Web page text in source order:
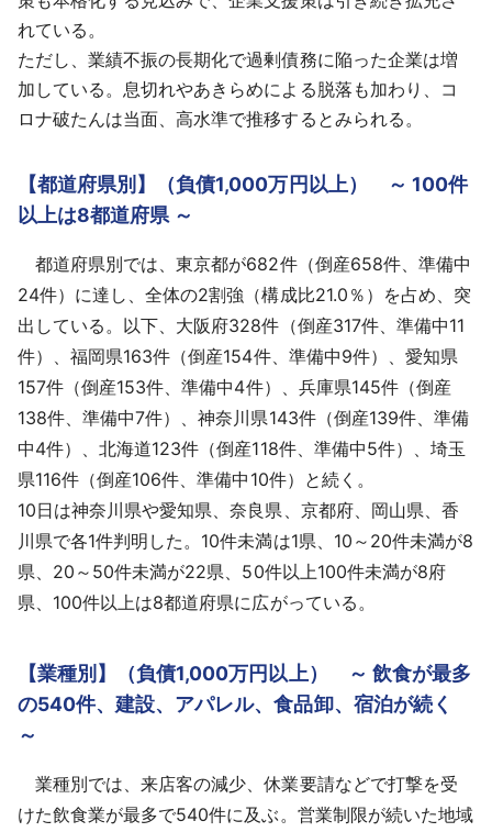
れている。
ただし、業績不振の長期化で過剰債務に陥った企業は増
加している。息切れやあきらめによる脱落も加わり、コ
ロナ破たんは当面、高水準で推移するとみられる。
【都道府県別】（負債1,000万円以上） ～ 100件
以上は8都道府県 ～
都道府県別では、東京都が682件（倒産658件、準備中
24件）に達し、全体の2割強（構成比21.0％）を占め、突
出している。以下、大阪府328件（倒産317件、準備中11
件）、福岡県163件（倒産154件、準備中9件）、愛知県
157件（倒産153件、準備中4件）、兵庫県145件（倒産
138件、準備中7件）、神奈川県143件（倒産139件、準備
中4件）、北海道123件（倒産118件、準備中5件）、埼玉
県116件（倒産106件、準備中10件）と続く。
10日は神奈川県や愛知県、奈良県、京都府、岡山県、香
川県で各1件判明した。10件未満は1県、10～20件未満が8
県、20～50件未満が22県、50件以上100件未満が8府
県、100件以上は8都道府県に広がっている。
【業種別】（負債1,000万円以上） ～ 飲食が最多
の540件、建設、アパレル、食品卸、宿泊が続く
～
業種別では、来店客の減少、休業要請などで打撃を受
けた飲食業が最多で540件に及ぶ。営業制限が続いた地域